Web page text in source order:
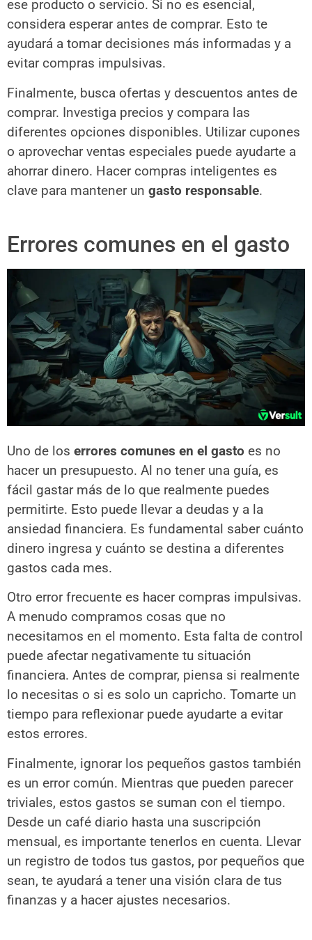
ese producto o servicio. Si no es esencial,
considera esperar antes de comprar. Esto te
ayudará a tomar decisiones más informadas y a
evitar compras impulsivas.
Finalmente, busca ofertas y descuentos antes de
comprar. Investiga precios y compara las
diferentes opciones disponibles. Utilizar cupones
o aprovechar ventas especiales puede ayudarte a
ahorrar dinero. Hacer compras inteligentes es
clave para mantener un gasto responsable.
Errores comunes en el gasto
Uno de los errores comunes en el gasto es no
hacer un presupuesto. Al no tener una guía, es
fácil gastar más de lo que realmente puedes
permitirte. Esto puede llevar a deudas y a la
ansiedad financiera. Es fundamental saber cuánto
dinero ingresa y cuánto se destina a diferentes
gastos cada mes.
Otro error frecuente es hacer compras impulsivas.
A menudo compramos cosas que no
necesitamos en el momento. Esta falta de control
puede afectar negativamente tu situación
financiera. Antes de comprar, piensa si realmente
lo necesitas o si es solo un capricho. Tomarte un
tiempo para reflexionar puede ayudarte a evitar
estos errores.
Finalmente, ignorar los pequeños gastos también
es un error común. Mientras que pueden parecer
triviales, estos gastos se suman con el tiempo.
Desde un café diario hasta una suscripción
mensual, es importante tenerlos en cuenta. Llevar
un registro de todos tus gastos, por pequeños que
sean, te ayudará a tener una visión clara de tus
finanzas y a hacer ajustes necesarios.